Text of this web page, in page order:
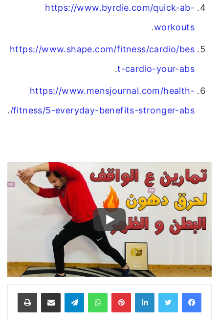
https://www.byrdie.com/quick-ab-
workouts
.
https://www.shape.com/fitness/cardio/bes
t-cardio-your-abs
.
https://www.mensjournal.com/health-
fitness/5-everyday-benefits-stronger-abs/
.
فيسبوك تويتر لينكدإن بينتيريستواتساب تيلقرام مشاركة عبر البريد طباعة